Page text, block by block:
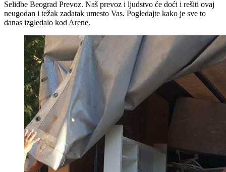
Selidbe Beograd Prevoz. Naš prevoz i ljudstvo će doći i rešiti ovaj
neugodan i težak zadatak umesto Vas. Pogledajte kako je sve to
danas izgledalo kod Arene.